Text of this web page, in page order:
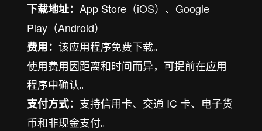
下载地址： App Store（iOS）、Google
Play（Android）
费用： 该应用程序免费下载。
使用费用因距离和时间而异，可提前在应用
程序中确认。
支付方式： 支持信用卡、交通 IC 卡、电子货
币和非现金支付。